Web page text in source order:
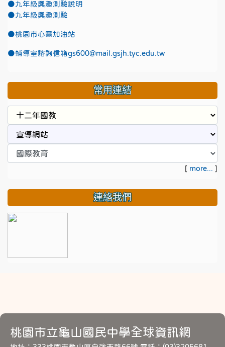
●九年級興趣測驗說明
●九年級興趣測驗
●桃園市心靈加油站
●輔導室諮詢信箱gs600@mail.gsjh.tyc.edu.tw
常用連結
[ more... ]
連絡我們
桃園市立龜山國民中學全球資訊網